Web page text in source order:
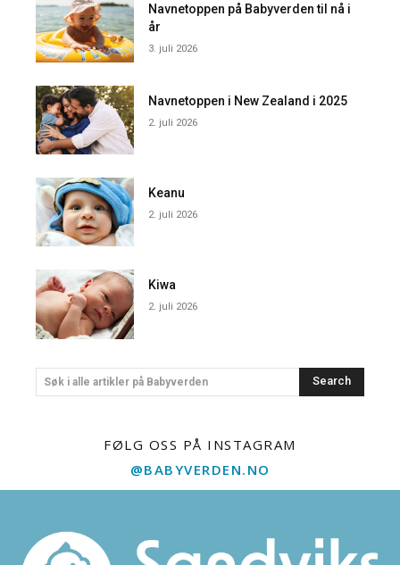
Navnetoppen på Babyverden til nå i
år
3. juli 2026
Navnetoppen i New Zealand i 2025
2. juli 2026
Keanu
2. juli 2026
Kiwa
2. juli 2026
Søk i alle artikler på Babyverden Search
FØLG OSS PÅ INSTAGRAM
@BABYVERDEN.NO